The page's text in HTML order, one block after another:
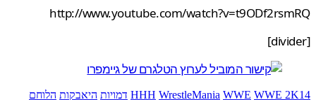
http://www.youtube.com/
HHH WrestleMania WWE WWE דמויות היאבקות הלוחם